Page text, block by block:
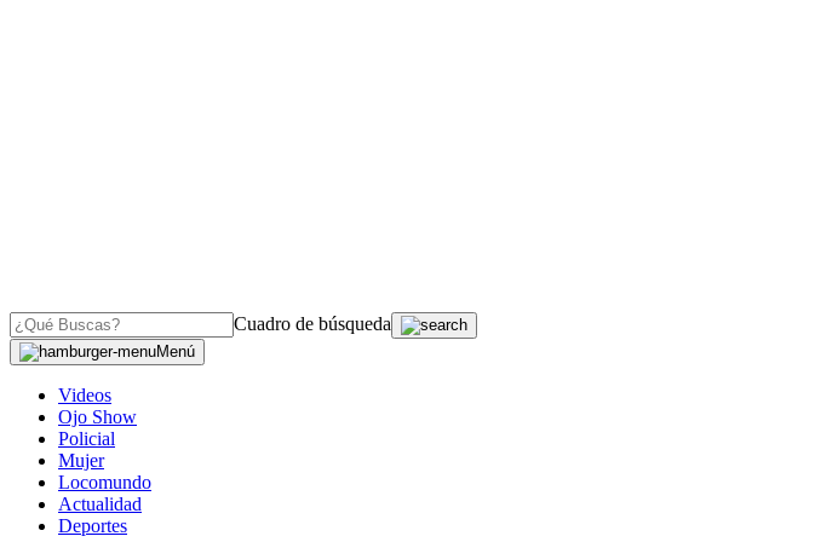
Cuadro de búsqueda
Menú
Videos
Ojo Show
Policial
Mujer
Locomundo
Actualidad
Deportes